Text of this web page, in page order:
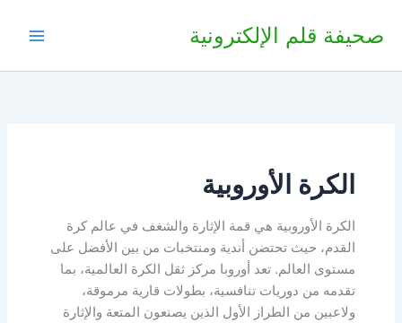
صحيفة قلم الإلكترونية
الكرة الأوروبية
الكرة الأوروبية هي قمة الإثارة والشغف في عالم كرة
القدم، حيث تحتضن أندية ومنتخبات من بين الأفضل على
مستوى العالم. تعد أوروبا مركز ثقل الكرة العالمية، بما
تقدمه من دوريات تنافسية، بطولات قارية مرموقة،
ولاعبين من الطراز الأول الذين يصنعون المتعة والإثارة